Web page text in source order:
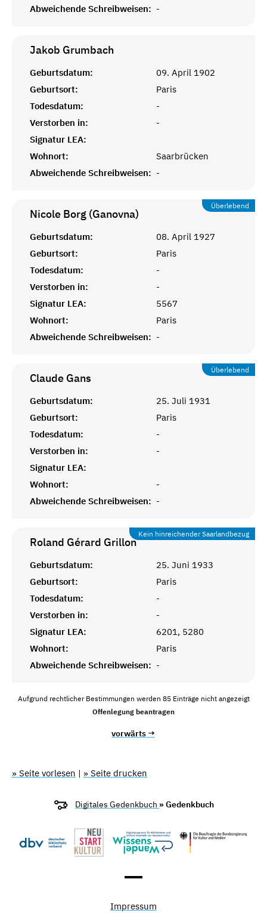
Abweichende Schreibweisen: -
Jakob Grumbach
Geburtsdatum:
09. April 1902
Geburtsort:
Paris
Todesdatum:
-
Verstorben in:
-
Signatur LEA:
Wohnort:
Saarbrücken
Abweichende Schreibweisen: -
Überlebend
Nicole Borg (Ganovna)
Geburtsdatum:
08. April 1927
Geburtsort:
Paris
Todesdatum:
-
Verstorben in:
-
Signatur LEA:
5567
Wohnort:
Paris
Abweichende Schreibweisen: -
Überlebend
Claude Gans
Geburtsdatum:
25. Juli 1931
Geburtsort:
Paris
Todesdatum:
-
Verstorben in:
-
Signatur LEA:
Wohnort:
-
Abweichende Schreibweisen: -
Kein hinreichender Saarlandbezug
Roland Gérard Grillon
Geburtsdatum:
25. Juni 1933
Geburtsort:
Paris
Todesdatum:
-
Verstorben in:
-
Signatur LEA:
6201, 5280
Wohnort:
Paris
Abweichende Schreibweisen: -
Aufgrund rechtlicher Bestimmungen werden 85 Einträge nicht angezeigt
Offenlegung beantragen
vorwärts →
» Seite vorlesen | » Seite drucken
Digitales Gedenkbuch » Gedenkbuch
Impressum